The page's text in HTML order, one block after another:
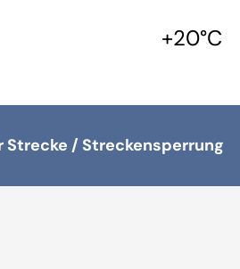
+20°C
Strecke / Streckensperrung